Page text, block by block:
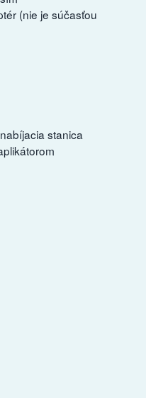
(nie je súčasťou
stanica